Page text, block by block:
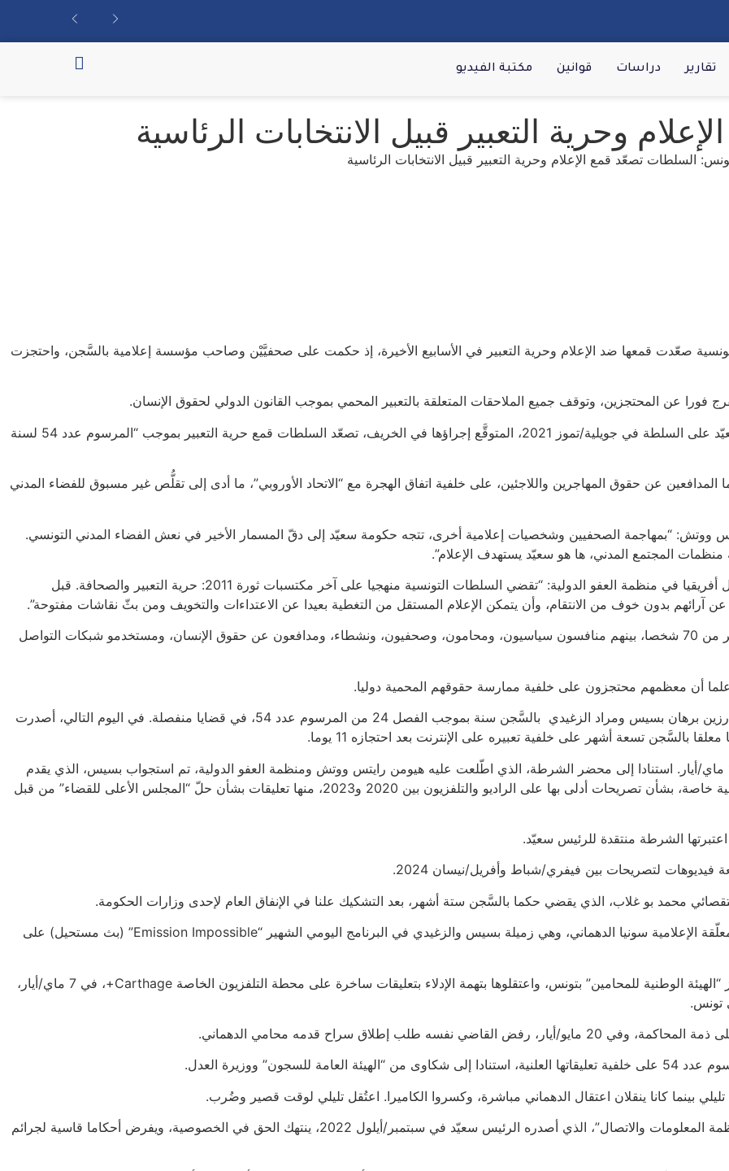
تقارير دراسات قوانين مكتبة الفيديو
وحرية التعبير قبيل الانتخابات الرئاسية
صعّدت قمعها ضد الإعلام وحرية التعبير في الأسابيع الأخيرة، إذ حكمت على صحفيَّيْن وصاحب مؤسسة إعلامية بالسَّجن، واحتجزت
عن المحتجزين، وتوقف جميع الملاحقات المتعلقة بالتعبير المحمي بموجب القانون الدولي لحقوق الإنسان.
قبل الانتخابات الرئاسية التونسية الأولى منذ استحواذ الرئيس قيس سعيّد على السلطة في جويلية/تموز 2021، المتوقَّع إجراؤها في الخريف، تصعّد السلطات قمع حرية التعبير بموجب “المرسوم عدد 54 لسنة
عن حقوق المهاجرين واللاجئين، على خلفية اتفاق الهجرة مع “الاتحاد الأوروبي”، ما أدى إلى تقلُّص غير مسبوق للفضاء المدني
ووتش: “بمهاجمة الصحفيين وشخصيات إعلامية أخرى، تتجه حكومة سعيّد إلى دقّ المسمار الأخير في نعش الفضاء المدني التونسي.
المجتمع المدني، ها هو سعيّد يستهدف الإعلام”.
فيما قالت هبة مرايف، مديرة المكتب الإقليمي للشرق الأوسط وشمال أفريقيا في منظمة العفو الدولية: “تقضي السلطات التونسية منهجيا على آخر مكتسبات ثورة 2011: حرية التعبير والصحافة. قبل
آرائهم بدون خوف من الانتقام، وأن يتمكن الإعلام المستقل من التغطية بعيدا عن الاعتداءات والتخويف ومن بثّ نقاشات مفتوحة”.
بحسب إحصاء هيومن رايتس ووتش ومنظمة العفو الدولية، تعرض أكثر من 70 شخصا، بينهم منافسون سياسيون، ومحامون، وصحفيون، ونشطاء، ومدافعون عن حقوق الإنسان، ومستخدمو شبكات التواصل
في 22 ماي/أيار، حكمت المحكمة الابتدائية بتونس على الصحفيين البارزين برهان بسيس ومراد الزغيدي بالسَّجن سنة بموجب الفصل 24 من المرسوم عدد 54، في قضايا منفصلة. في اليوم التالي، أصدرت
تسعة أشهر على خلفية تعبيره على الإنترنت بعد احتجازه 11 يوما.
أوقفت قوى الأمن التونسية بسيس والزغيدي، كُلّ على حدة، مساء 11 ماي/أيار. استنادا إلى محضر الشرطة، الذي اطّلعت عليه هيومن رايتس ووتش ومنظمة العفو الدولية، تم استجواب بسيس، الذي يقدم
برنامجين حواريين يُبثان في وقت الذروة على محطات تلفزيونية وإذاعية خاصة، بشأن تصريحات أدلى بها على الراديو والتلفزيون بين 2020 و2023، منها تعليقات بشأن حلّ “المجلس الأعلى للقضاء” من قبل
الشرطة منتقدة للرئيس سعيّد.
لتصريحات بين فيفري/شباط وأفريل/نيسان 2024.
محمد بو غلاب، الذي يقضي حكما بالسَّجن ستة أشهر، بعد التشكيك علنا في الإنفاق العام لإحدى وزارات الحكومة.
في 11 ماي/أيار، اعتُقلت أيضا بموجب المرسوم عدد 54 المحامية والمعلّقة الإعلامية سونيا الدهماني، وهي زميلة بسيس والزغيدي في البرنامج اليومي الشهير “Emission Impossible” (بث مستحيل) على
داهم عشرات أعوان الأمن الملثمين والذين يرتدون ملابس مدنية مركز “الهيئة الوطنية للمحامين” بتونس، واعتقلوها بتهمة الإدلاء بتعليقات ساخرة على محطة التلفزيون الخاصة Carthage+، في 7 ماي/أيار،
تونس.
ووزيرة العدل.
“المرسوم عدد 54 لسنة 2022 المتعلق بمكافحة الجرائم المتصلة بأنظمة المعلومات والاتصال”، الذي أصدره الرئيس سعيّد في سبتمبر/أيلول 2022، ينتهك الحق في الخصوصية، ويفرض أحكاما قاسية لجرائم